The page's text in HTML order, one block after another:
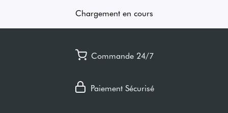
Chargement en cours
Commande 24/7
Paiement Sécurisé